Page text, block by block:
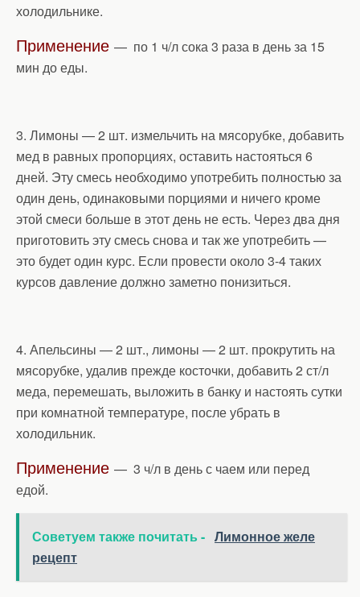
холодильнике.
Применение — по 1 ч/л сока 3 раза в день за 15
мин до еды.
3. Лимоны — 2 шт. измельчить на мясорубке, добавить
мед в равных пропорциях, оставить настояться 6
дней. Эту смесь необходимо употребить полностью за
один день, одинаковыми порциями и ничего кроме
этой смеси больше в этот день не есть. Через два дня
приготовить эту смесь снова и так же употребить —
это будет один курс. Если провести около 3-4 таких
курсов давление должно заметно понизиться.
4. Апельсины — 2 шт., лимоны — 2 шт. прокрутить на
мясорубке, удалив прежде косточки, добавить 2 ст/л
меда, перемешать, выложить в банку и настоять сутки
при комнатной температуре, после убрать в
холодильник.
Применение — 3 ч/л в день с чаем или перед
едой.
Советуем также почитать - Лимонное желе
рецепт